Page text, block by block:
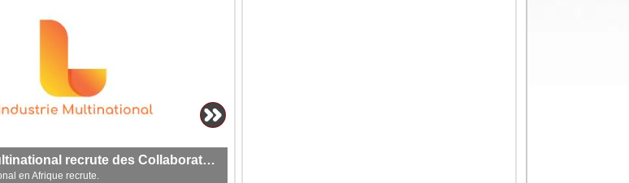
Industrie Multinational recrute des Collaborateurs
en Afrique recrute.